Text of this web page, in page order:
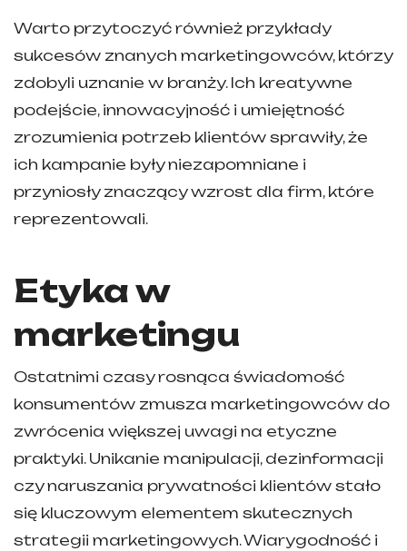
Warto przytoczyć również przykłady
sukcesów znanych marketingowców, którzy
zdobyli uznanie w branży. Ich kreatywne
podejście, innowacyjność i umiejętność
zrozumienia potrzeb klientów sprawiły, że
ich kampanie były niezapomniane i
przyniosły znaczący wzrost dla firm, które
reprezentowali.
Etyka w
marketingu
Ostatnimi czasy rosnąca świadomość
konsumentów zmusza marketingowców do
zwrócenia większej uwagi na etyczne
praktyki. Unikanie manipulacji, dezinformacji
czy naruszania prywatności klientów stało
się kluczowym elementem skutecznych
strategii marketingowych. Wiarygodność i